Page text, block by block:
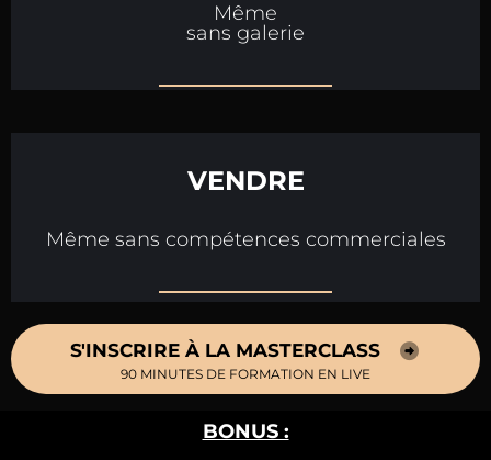
Même
sans galerie
VENDRE
Même sans compétences commerciales
S'INSCRIRE À LA MASTERCLASS
90 MINUTES DE FORMATION EN LIVE
BONUS :